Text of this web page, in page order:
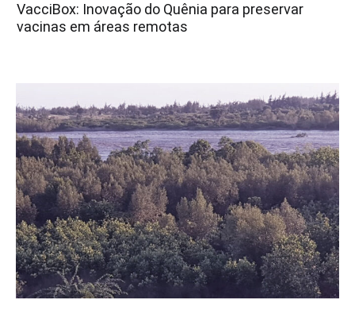
VacciBox: Inovação do Quênia para preservar
vacinas em áreas remotas